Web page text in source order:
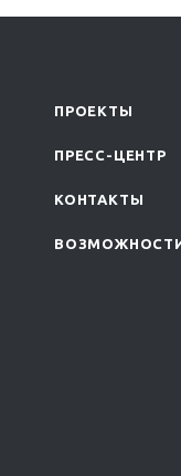
ПРОЕКТЫ
ПРЕСС-ЦЕНТР
КОНТАКТЫ